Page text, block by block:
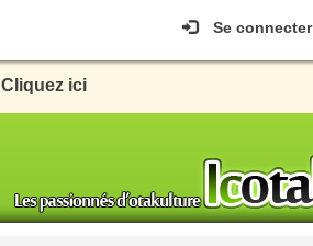
Se connecter
Cliquez ici